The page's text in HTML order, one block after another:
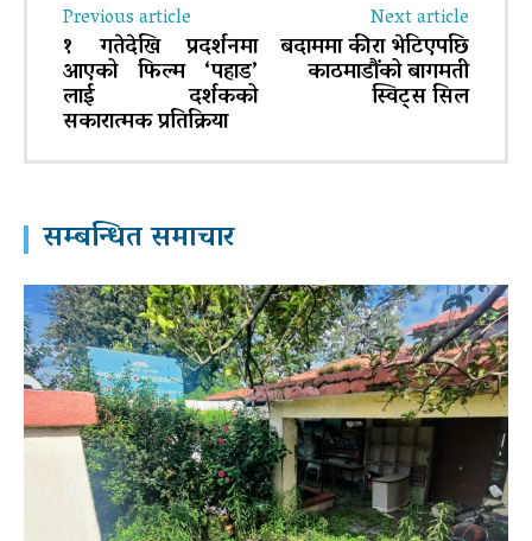
Previous article
१ गतेदेखि प्रदर्शनमा
आएको फिल्म ‘पहाड’
लाई दर्शकको
सकारात्मक प्रतिक्रिया
Next article
बदाममा कीरा भेटिएपछि
काठमाडौंको बागमती
स्विट्स सिल
सम्बन्धित समाचार